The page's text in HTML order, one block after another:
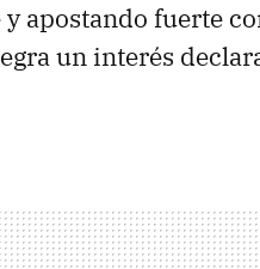
apostando fuerte
un interés